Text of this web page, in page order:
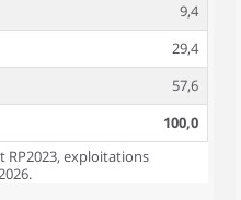
9,4
29,4
57,6
100,0
RP2023, exploitations